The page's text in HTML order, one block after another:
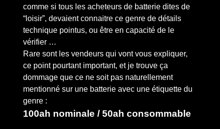
comme si tous les acheteurs de batterie dites de
“loisir”, devaient connaitre ce genre de détails
technique pointus, ou être en capacité de le
vérifier …
Rare sont les vendeurs qui vont vous expliquer,
ce point pourtant important, et je trouve ça
dommage que ce ne soit pas naturellement
mentionné sur une batterie avec une étiquette du
genre :
100ah nominale / 50ah consommable